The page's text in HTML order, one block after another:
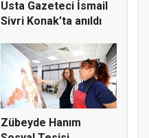
Usta Gazeteci İsmail
Sivri Konak’ta anıldı
Zübeyde Hanım